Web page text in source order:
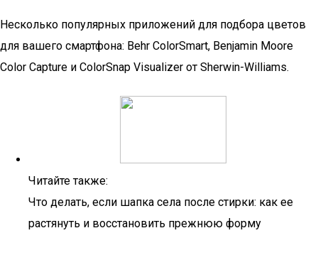
Несколько популярных приложений для подбора цветов
для вашего смартфона: Behr ColorSmart, Benjamin Moore
Color Capture и ColorSnap Visualizer от Sherwin-Williams.
Читайте также:
Что делать, если шапка села после стирки: как ее
растянуть и восстановить прежнюю форму